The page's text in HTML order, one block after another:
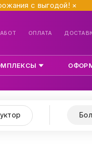
с выгодой! ×
ОПЛАТА